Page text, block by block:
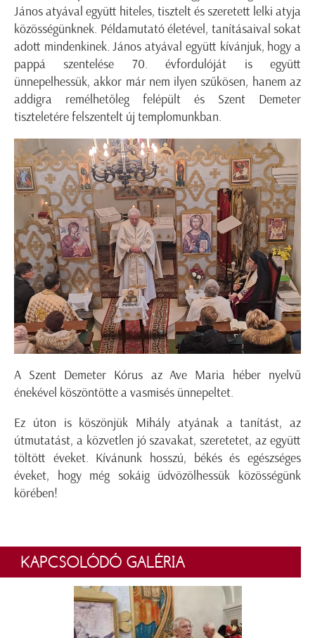
János atyával együtt hiteles, tisztelt és szeretett lelki atyja
közösségünknek. Példamutató életével, tanításaival sokat
adott mindenkinek. János atyával együtt kívánjuk, hogy a
pappá szentelése 70. évfordulóját is együtt
ünnepelhessük, akkor már nem ilyen szűkösen, hanem az
addigra remélhetőleg felépült és Szent Demeter
tiszteletére felszentelt új templomunkban.
A Szent Demeter Kórus az Ave Maria héber nyelvű
énekével köszöntötte a vasmisés ünnepeltet.
Ez úton is köszönjük Mihály atyának a tanítást, az
útmutatást, a közvetlen jó szavakat, szeretetet, az együtt
töltött éveket. Kívánunk hosszú, békés és egészséges
éveket, hogy még sokáig üdvözölhessük közösségünk
körében!
KAPCSOLÓDÓ GALÉRIA